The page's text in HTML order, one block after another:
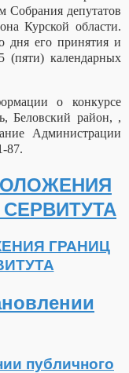
Собрания депутатов
Курской области.
дня его принятия и
(пяти) календарных
о конкурсе
Беловский район, ,
Администрации
-87.
ГРАНИЦ
публичного